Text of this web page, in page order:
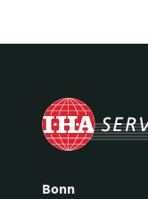
Bonn